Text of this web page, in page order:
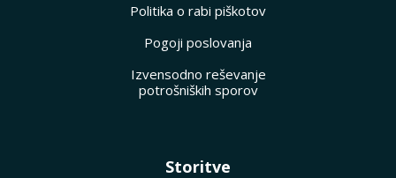
Politika o rabi piškotov
Pogoji poslovanja
Izvensodno reševanje
potrošniških sporov
Storitve